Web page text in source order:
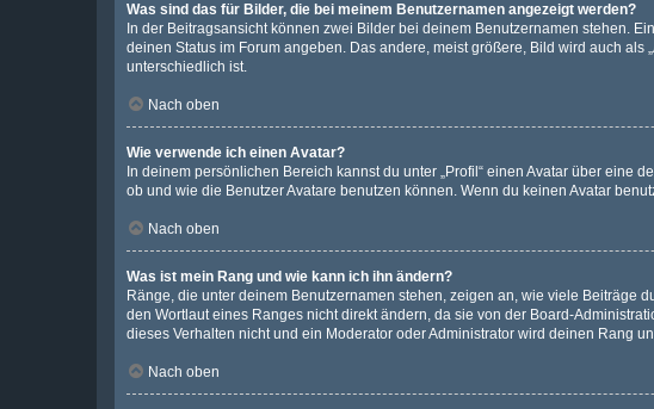
Was sind das für Bilder, die bei meinem Benutzernamen angezeigt werden?
In der Beitragsansicht können zwei Bilder bei deinem Benutzernamen stehen.
deinen Status im Forum angeben. Das andere, meist größere, Bild wird auch
unterschiedlich ist.
Nach oben
Wie verwende ich einen Avatar?
In deinem persönlichen Bereich kannst du unter „Profil“ einen Avatar über
ob und wie die Benutzer Avatare benutzen können. Wenn du keinen Avatar
Nach oben
Was ist mein Rang und wie kann ich ihn ändern?
Ränge, die unter deinem Benutzernamen stehen, zeigen an, wie viele Beiträge
den Wortlaut eines Ranges nicht direkt ändern, da sie von der Board-
dieses Verhalten nicht und ein Moderator oder Administrator wird deinen Rang
Nach oben